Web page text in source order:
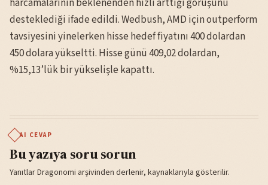
harcamalarının beklenenden hızlı arttığı görüşünü
desteklediği ifade edildi. Wedbush, AMD için outperform
tavsiyesini yinelerken hisse hedef fiyatını 400 dolardan
450 dolara yükseltti. Hisse günü 409,02 dolardan,
%15,13’lük bir yükselişle kapattı.
AI CEVAP
Bu yazıya soru sorun
Yanıtlar Dragonomi arşivinden derlenir, kaynaklarıyla gösterilir.